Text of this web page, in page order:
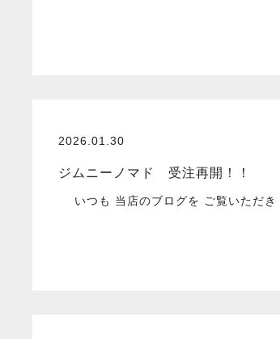
2026.01.30
ジムニーノマド 受注再開！！
いつも 当店のブログを ご覧いただ